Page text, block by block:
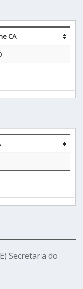
CA
Secretaria do